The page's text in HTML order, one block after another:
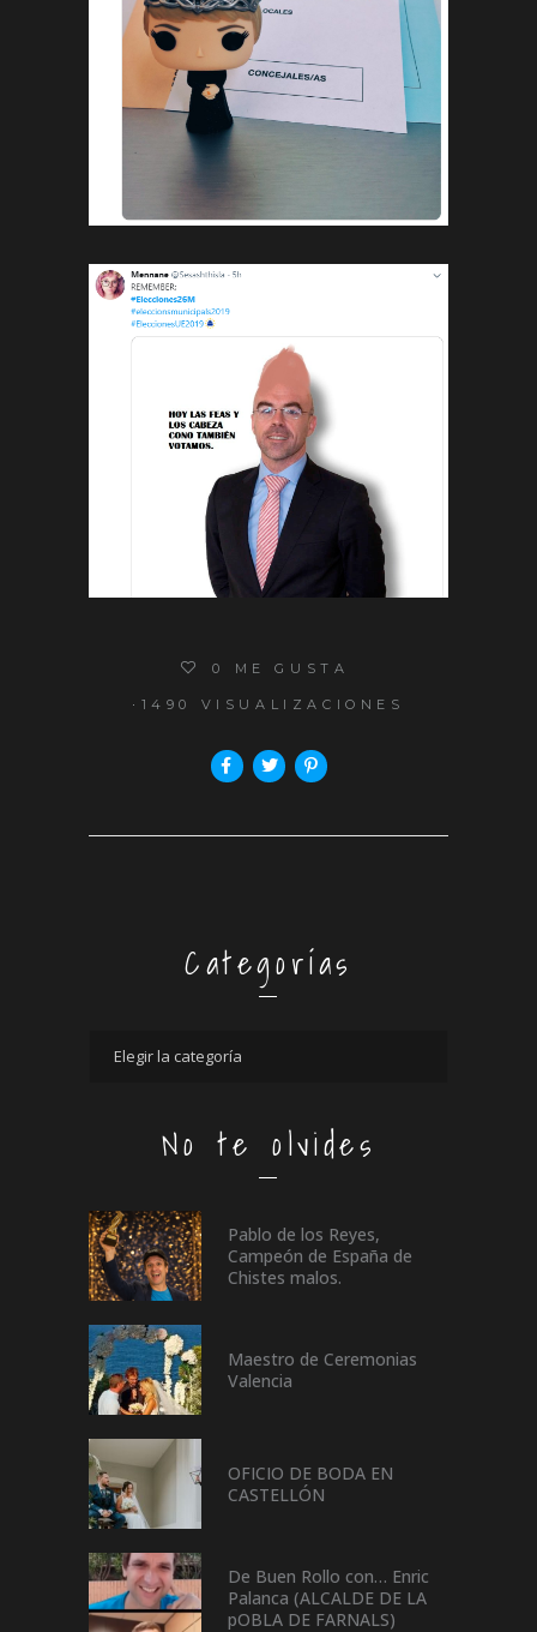
0 ME GUSTA
1490 VISUALIZACIONES
Categorías
No te olvides
Pablo de los Reyes,
Campeón de España de
Chistes malos.
Maestro de Ceremonias
Valencia
OFICIO DE BODA EN
CASTELLÓN
De Buen Rollo con… Enric
Palanca (ALCALDE DE LA
pOBLA DE FARNALS)